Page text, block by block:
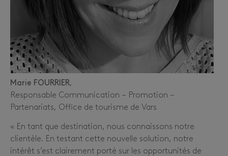
Marie FOURRIER,
Responsable Communication – Promotion –
Partenariats, Office de tourisme de Vars
« En tant que destination, nous connaissons notre
clientèle. En testant cette nouvelle solution, notre
intérêt s’est clairement porté sur les opportunités de